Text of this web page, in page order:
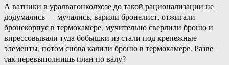
А ватники в уралвагонколхозе до такой рационализации не
додумались — мучались, варили бронелист, отжигали
бронекорпус в термокамере, мучительно сверлили броню и
впрессовывали туда бобышки из стали под крепежные
элементы, потом снова калили броню в термокамере. Разве
так перевыполнишь план по валу?